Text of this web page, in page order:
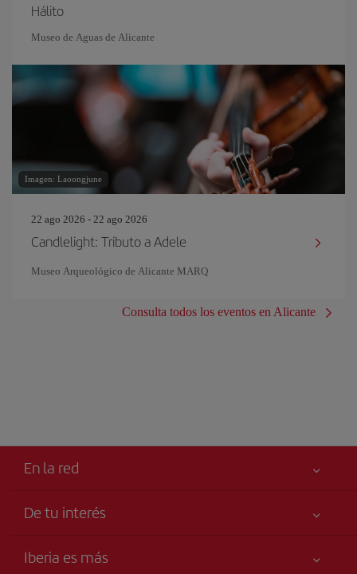
Hálito
Museo de Aguas de Alicante
Imagen: Laoongjune
22 ago 2026 - 22 ago 2026
Candlelight: Tributo a Adele
Museo Arqueológico de Alicante MARQ
Consulta todos los eventos en Alicante
En la red
De tu interés
Accesibilidad
Iberia es más